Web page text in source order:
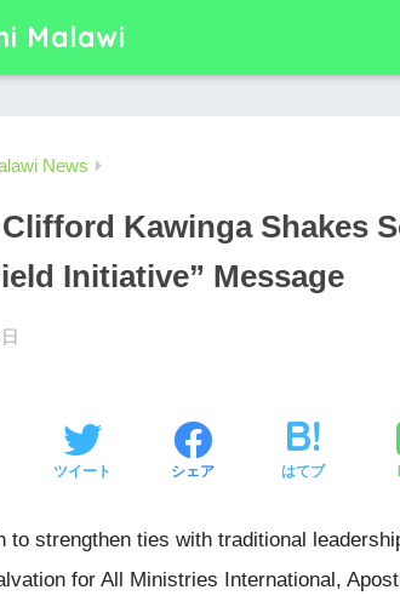
Malawi
News
Kawinga Shakes
Initiative” Message
ツイート シェア はてブ
to strengthen ties with traditional
for All Ministries International,